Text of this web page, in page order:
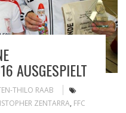
AUSGESPIELT
THILO RAAB
ZENTARRA, FFC